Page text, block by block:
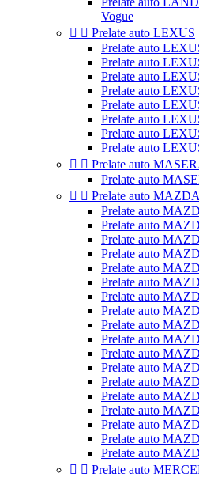
Vogue
  Prelate auto LEXUS
Prelate auto
Prelate auto
Prelate auto
Prelate auto
Prelate auto
Prelate auto
Prelate auto
Prelate auto
  Prelate auto
Prelate auto
  Prelate auto MAZDA
Prelate auto
Prelate auto
Prelate auto
Prelate auto
Prelate auto
Prelate auto
Prelate auto
Prelate auto
Prelate auto
Prelate auto
Prelate auto
Prelate auto
Prelate auto
Prelate auto
Prelate auto
Prelate auto
Prelate auto
Prelate auto
  Prelate auto